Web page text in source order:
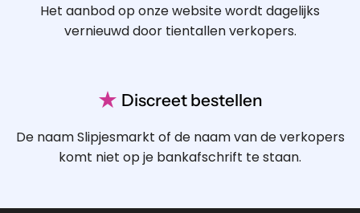
Het aanbod op onze website wordt dagelijks
vernieuwd door tientallen verkopers.
★ Discreet bestellen
De naam Slipjesmarkt of de naam van de verkopers
komt niet op je bankafschrift te staan.